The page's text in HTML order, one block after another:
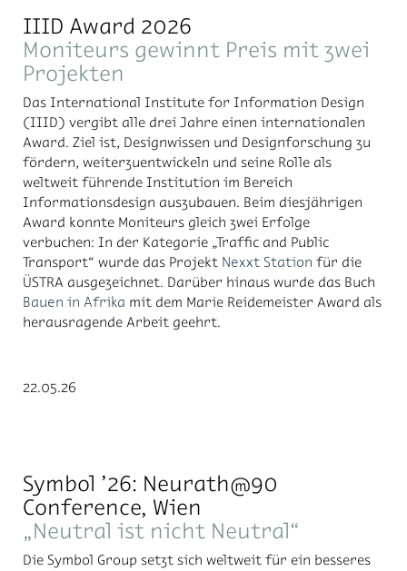
IIID Award 2026
Moniteurs gewinnt Preis mit zwei
Projekten
Das International Institute for Information Design
(IIID) vergibt alle drei Jahre einen internationalen
Award. Ziel ist, Designwissen und Designforschung zu
fördern, weiterzuentwickeln und seine Rolle als
weltweit führende Institution im Bereich
Informationsdesign auszubauen. Beim diesjährigen
Award konnte Moniteurs gleich zwei Erfolge
verbuchen: In der Kategorie „Traffic and Public
Transport“ wurde das Projekt Nexxt Station für die
ÜSTRA ausgezeichnet. Darüber hinaus wurde das Buch
Bauen in Afrika mit dem Marie Reidemeister Award als
herausragende Arbeit geehrt.
22.05.26
Symbol ’26: Neurath@90
Conference, Wien
„Neutral ist nicht Neutral“
Die Symbol Group setzt sich weltweit für ein besseres